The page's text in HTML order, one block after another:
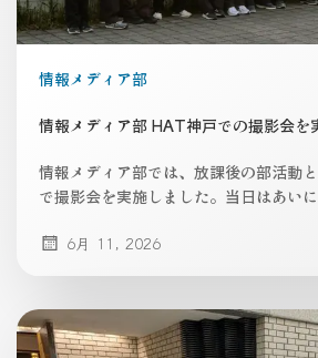
情報メディア部
情報メディア部 HAT神戸での撮影会を
情報メディア部では、放課後の部活動
で撮影会を実施しました。当日はあい
6月 11, 2026